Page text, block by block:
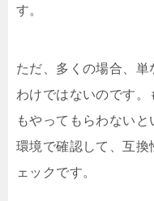
す。
ただ、多くの場合、単
わけではないのです
もやってもらわない
環境で確認して、互換
ェックです。